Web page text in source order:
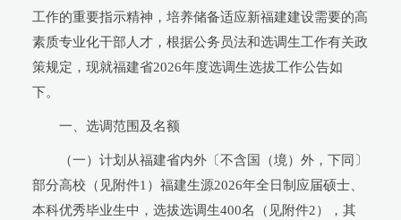
工作的重要指示精神，培养储备适应新福建建设需要的高
素质专业化干部人才，根据公务员法和选调生工作有关政
策规定，现就福建省2026年度选调生选拔工作公告如
下。
一、选调范围及名额
（一）计划从福建省内外〔不含国（境）外，下同〕
部分高校（见附件1）福建生源2026年全日制应届硕士、
本科优秀毕业生中，选拔选调生400名（见附件2），其